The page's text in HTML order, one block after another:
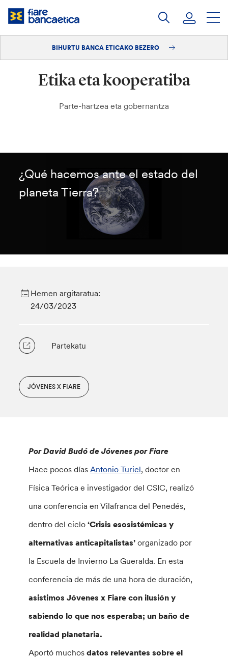
Pasatu
edukia
Bihurtu bezero
BIHURTU BANCA ETICAKO BEZERO
Etika eta kooperatiba
Parte-hartzea eta gobernantza
¿Qué hacemos ante el estado del
planeta Tierra?
Hemen argitaratua:
24/03/2023
Partekatu
JÓVENES X FIARE
Por David Budó de Jóvenes por Fiare
Hace pocos díasAntonio Turiel, doctor en
Física Teórica e investigador del CSIC, realizó
una conferencia en Vilafranca del Penedés,
dentro del ciclo‘Crisis esosistémicas y
alternativas anticapitalistas’ organizado por
la Escuela de Invierno La Gueralda. En esta
conferencia de más de una hora de duración,
asistimos Jóvenes x Fiare con ilusión y
sabiendo lo que nos esperaba; un baño de
realidad planetaria.
Aportó muchosdatos relevantes sobre el